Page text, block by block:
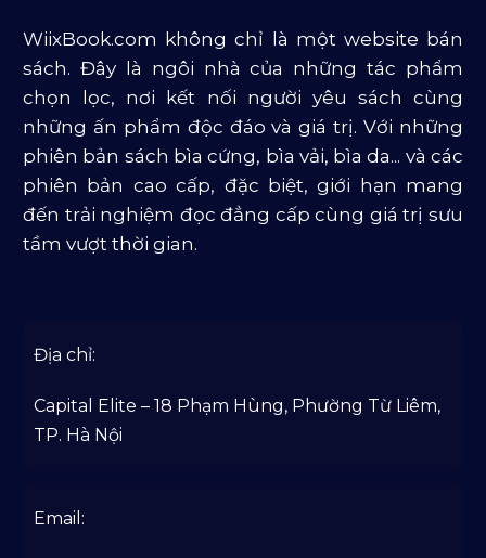
Văn Học Và Lịch Sử
WiixBook.com không chỉ là một website bán
sách. Đây là ngôi nhà của những tác phẩm
chọn lọc, nơi kết nối người yêu sách cùng
những ấn phẩm độc đáo và giá trị. Với những
phiên bản sách bìa cứng, bìa vải, bìa da... và các
phiên bản cao cấp, đặc biệt, giới hạn mang
đến trải nghiệm đọc đẳng cấp cùng giá trị sưu
tầm vượt thời gian.
Địa chỉ:
Capital Elite – 18 Phạm Hùng, Phường Từ Liêm,
TP. Hà Nội
Email: